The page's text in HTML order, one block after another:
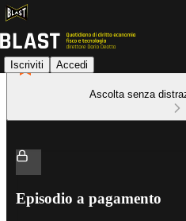
Iscriviti Accedi
Ascolta senza
Episodio a pagamento